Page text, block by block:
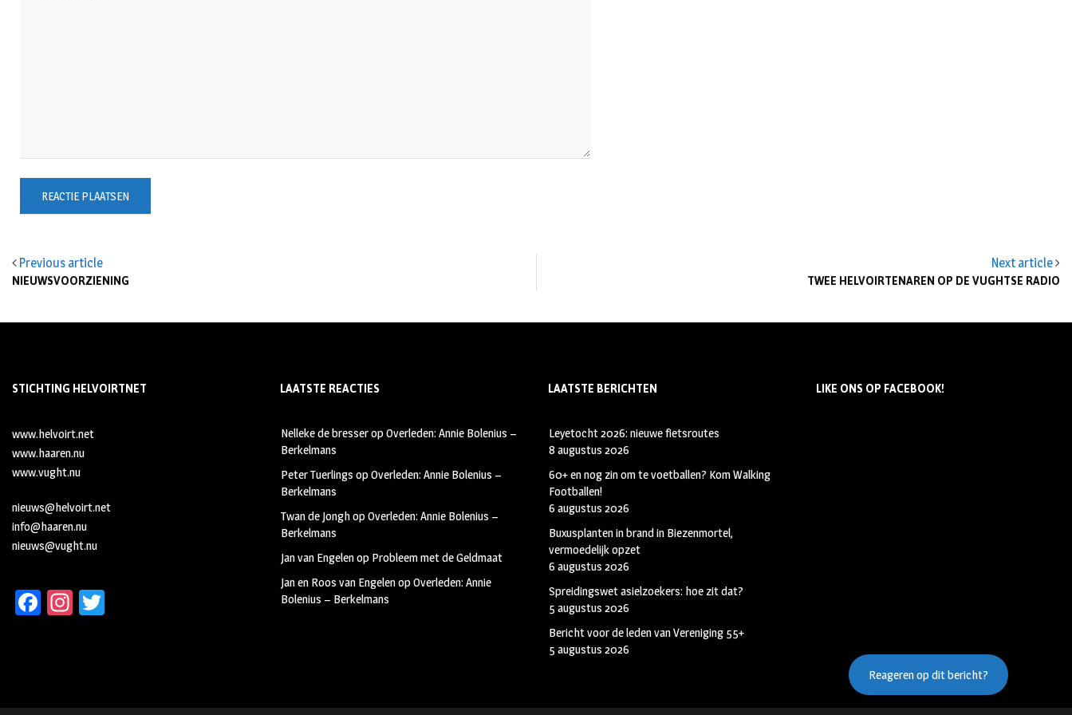
Previous article
NIEUWSVOORZIENING
Next article
TWEE HELVOIRTENAREN OP DE VUGHTSE RADIO
STICHTING HELVOIRTNET
www.helvoirt.net
www.haaren.nu
www.vught.nu
nieuws@helvoirt.net
info@haaren.nu
nieuws@vught.nu
Fa
k
In
m
LAATSTE REACTIES
Nelleke de bresseropOverleden: Annie Bolenius –
Berkelmans
Peter Tuerlings opOverleden: Annie Bolenius –
Berkelmans
Twan de JonghopOverleden: Annie Bolenius –
Berkelmans
Jan van Engelenop Probleem met de Geldmaat
Jan en Roos van EngelenopOverleden: Annie
Bolenius – Berkelmans
LAATSTE BERICHTEN
Leyetocht 2026: nieuwe fietsroutes
8 augustus 2026
60+ en nog zin om te voetballen? Kom Walking
Footballen!
6 augustus 2026
Buxusplanten in brand in Biezenmortel,
vermoedelijk opzet
6 augustus 2026
Spreidingswet asielzoekers: hoe zit dat?
5 augustus 2026
Bericht voor de leden van Vereniging 55+
5 augustus 2026
LIKE ONS OP FACEBOOK!
Reageren op dit bericht?